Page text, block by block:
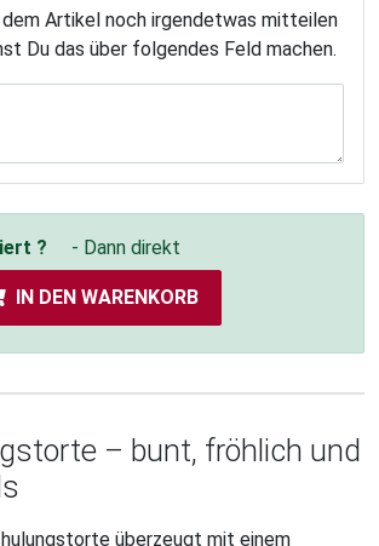
dem Artikel noch irgendetwas mitteilen
Du das über folgendes Feld machen.
? - Dann direkt
IN DEN WARENKORB
– bunt, fröhlich und
überzeugt mit einem